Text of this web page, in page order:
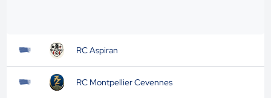
RC Aspiran
RC Montpellier Cevennes